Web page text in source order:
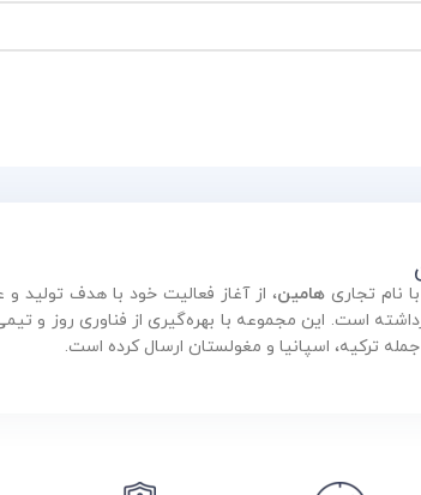
با نام تجاری هامین، از آغاز فعالیت خود با هدف
ترکیه، اسپانیا و مغولستان ارسال کرده است.